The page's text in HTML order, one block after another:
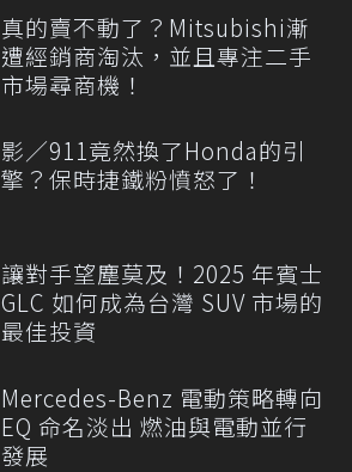
真的賣不動了？Mitsubishi漸
遭經銷商淘汰，並且專注二手
市場尋商機！
影／911竟然換了Honda的引
擎？保時捷鐵粉憤怒了！
讓對手望塵莫及！2025 年賓士
GLC 如何成為台灣 SUV 市場的
最佳投資
Mercedes-Benz 電動策略轉向
EQ 命名淡出 燃油與電動並行
發展